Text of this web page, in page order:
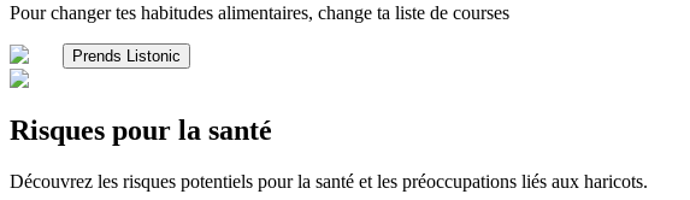
Pour changer tes habitudes alimentaires, change ta liste de courses
Prends Listonic
Risques pour la santé
Découvrez les risques potentiels pour la santé et les préoccupations liés aux haricots.